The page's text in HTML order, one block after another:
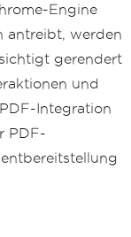
Engine
antreibt, werden
gerendert
und
Integration
PDF-